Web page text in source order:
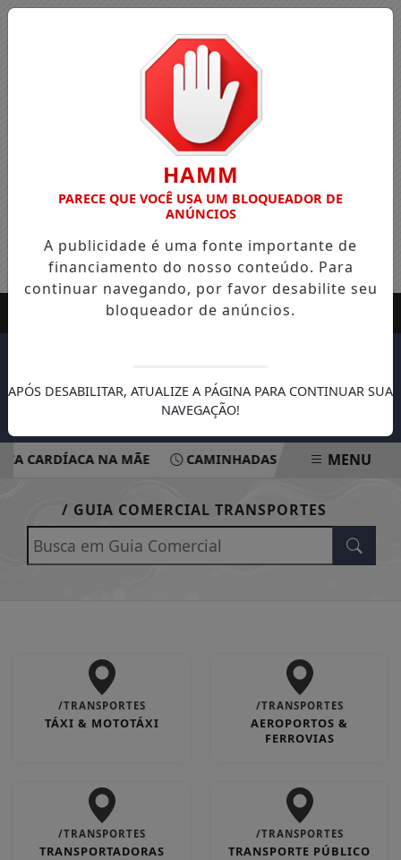
CARDÍACA NA MÃE CAMINHADAS BUSCAM MENU
/ GUIA COMERCIAL TRANSPORTES
/TRANSPORTES
TÁXI & MOTOTÁXI
/TRANSPORTES
AEROPORTOS &
FERROVIAS
/TRANSPORTES
TRANSPORTADORAS
/TRANSPORTES
TRANSPORTE PÚBLICO
HAMM
PARECE QUE VOCÊ USA UM BLOQUEADOR DE
ANÚNCIOS
A publicidade é uma fonte importante de
financiamento do nosso conteúdo. Para
continuar navegando, por favor desabilite seu
bloqueador de anúncios.
APÓS DESABILITAR, ATUALIZE A PÁGINA PARA CONTINUAR SUA
NAVEGAÇÃO!